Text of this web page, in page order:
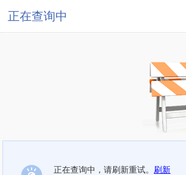
正在查询中
正在查询中，请刷新重试。 刷新